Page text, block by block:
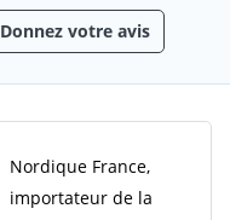
Donnez votre avis
Nordique France,
importateur de la